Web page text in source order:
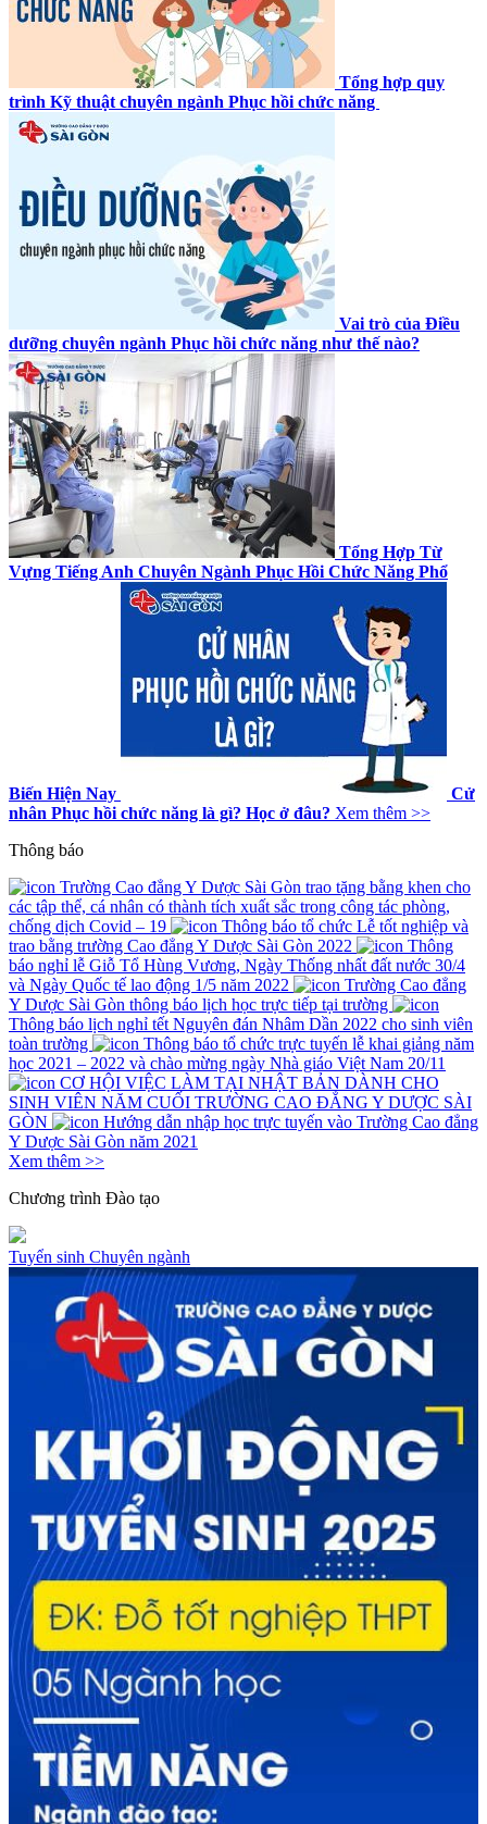
Tổng hợp quy
trình Kỹ thuật chuyên ngành Phục hồi chức năng
Vai trò của Điều
dưỡng chuyên ngành Phục hồi chức năng như thế nào?
Tổng Hợp Từ
Vựng Tiếng Anh Chuyên Ngành Phục Hồi Chức Năng Phổ
Biến Hiện Nay
Cử
nhân Phục hồi chức năng là gì? Học ở đâu? Xem thêm >>
Thông báo
Trường Cao đẳng Y Dược Sài Gòn trao tặng bằng khen cho
các tập thể, cá nhân có thành tích xuất sắc trong công tác phòng,
chống dịch Covid – 19
Thông báo tổ chức Lễ tốt nghiệp và
trao bằng trường Cao đẳng Y Dược Sài Gòn 2022
Thông
báo nghỉ lễ Giỗ Tổ Hùng Vương, Ngày Thống nhất đất nước 30/4
và Ngày Quốc tế lao động 1/5 năm 2022
Trường Cao đẳng
Y Dược Sài Gòn thông báo lịch học trực tiếp tại trường
Thông báo lịch nghỉ tết Nguyên đán Nhâm Dần 2022 cho sinh viên
toàn trường
Thông báo tổ chức trực tuyến lễ khai giảng năm
học 2021 – 2022 và chào mừng ngày Nhà giáo Việt Nam 20/11
CƠ HỘI VIỆC LÀM TẠI NHẬT BẢN DÀNH CHO
SINH VIÊN NĂM CUỐI TRƯỜNG CAO ĐẲNG Y DƯỢC SÀI
GÒN
Hướng dẫn nhập học trực tuyến vào Trường Cao đẳng
Y Dược Sài Gòn năm 2021
Xem thêm >>
Chương trình Đào tạo
Tuyển sinh Chuyên ngành